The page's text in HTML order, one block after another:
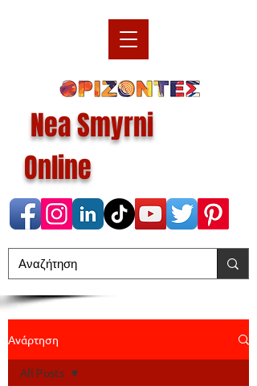
Nea Smyrni
Online
Ανάρτηση
All Posts